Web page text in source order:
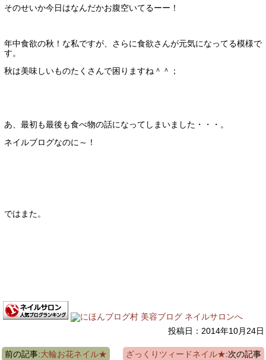
そのせいか今日はなんだかお腹空いてるーー！
年中食欲の秋！な私ですが、さらに食欲さんが元気になってる模様で
す。
秋は美味しいものたくさんで困りますね＾＾；
あ、最初も最後も食べ物の話になってしまいました・・・。
ネイルブログなのに～！
ではまた。
投稿日：2014年10月24日
前の記事:大輪お花ネイル★ ざっくりツィードネイル★:次の記事